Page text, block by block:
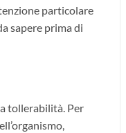
particolare
sapere prima di
tollerabilità. Per